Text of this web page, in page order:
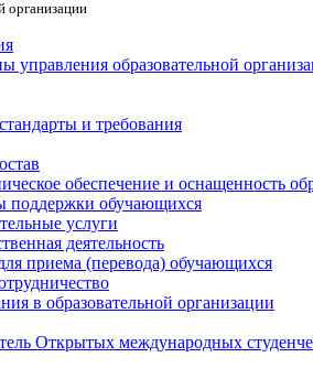
организации
управления образовательной
и требования
обеспечение и оснащенность
поддержки обучающихся
услуги
деятельность
приема (перевода) обучающихся
в образовательной организации
Открытых международных